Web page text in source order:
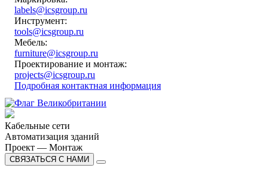
labels@icsgroup.ru
Инструмент:
tools@icsgroup.ru
Мебель:
furniture@icsgroup.ru
Проектирование и монтаж:
projects@icsgroup.ru
Подробная контактная информация
Кабельные сети
Автоматизация зданий
Проект — Монтаж
СВЯЗАТЬСЯ С НАМИ